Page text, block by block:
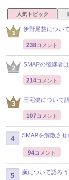
人気トピック
伊野尾慧につい
238コメント
SMAPの後継者
214コメント
三宅健について
107 コメント
SMAPを解散させ
94コメント
嵐について語ろう